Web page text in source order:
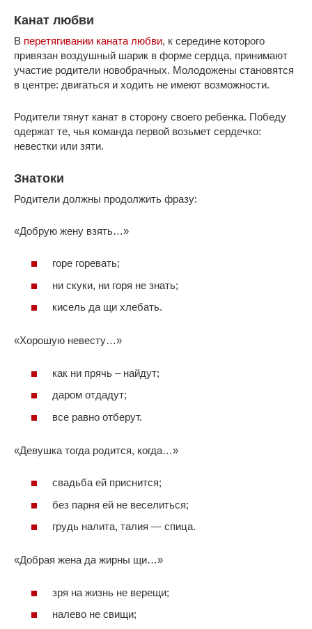
Канат любви
В перетягивании каната любви, к середине которого
привязан воздушный шарик в форме сердца, принимают
участие родители новобрачных. Молодожены становятся
в центре: двигаться и ходить не имеют возможности.
Родители тянут канат в сторону своего ребенка. Победу
одержат те, чья команда первой возьмет сердечко:
невестки или зяти.
Знатоки
Родители должны продолжить фразу:
«Добрую жену взять…»
горе горевать;
ни скуки, ни горя не знать;
кисель да щи хлебать.
«Хорошую невесту…»
как ни прячь – найдут;
даром отдадут;
все равно отберут.
«Девушка тогда родится, когда…»
свадьба ей приснится;
без парня ей не веселиться;
грудь налита, талия — спица.
«Добрая жена да жирны щи…»
зря на жизнь не верещи;
налево не свищи;